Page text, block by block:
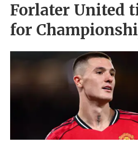
Forlater United
for